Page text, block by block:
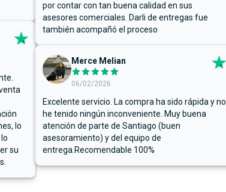
lo
su
por contar con tan buena calidad en sus
asesores comerciales. Darli de entregas fue
también acompañó el proceso
Merce Melian
06/02/2026
Excelente servicio. La compra ha sido rápida y no
he tenido ningún inconveniente. Muy buena
atención de parte de Santiago (buen
asesoramiento) y del equipo de
entrega.Recomendable 100%